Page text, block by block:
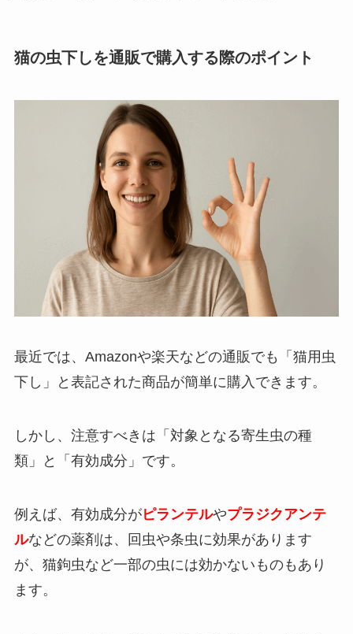
猫の虫下しを通販で購入する際のポイント
最近では、Amazonや楽天などの通販でも「猫用虫
下し」と表記された商品が簡単に購入できます。
しかし、注意すべきは「対象となる寄生虫の種
類」と「有効成分」です。
例えば、有効成分がピランテルやプラジクアンテ
ルなどの薬剤は、回虫や条虫に効果があります
が、猫鉤虫など一部の虫には効かないものもあり
ます。